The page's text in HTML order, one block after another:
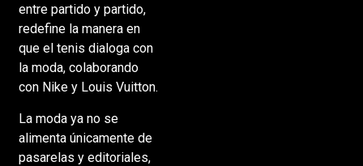
entre partido y partido,
redefine la manera en
que el tenis dialoga con
la moda, colaborando
con Nike y Louis Vuitton.
La moda ya no se
alimenta únicamente de
pasarelas y editoriales,